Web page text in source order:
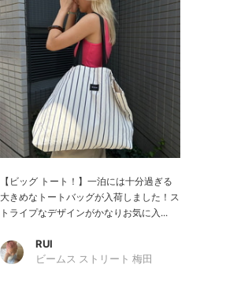
【ビッグ トート！】一泊には十分過ぎる
大きめなトートバッグが入荷しました！ス
トライプなデザインがかなりお気に入...
RUI
ビームス ストリート 梅田